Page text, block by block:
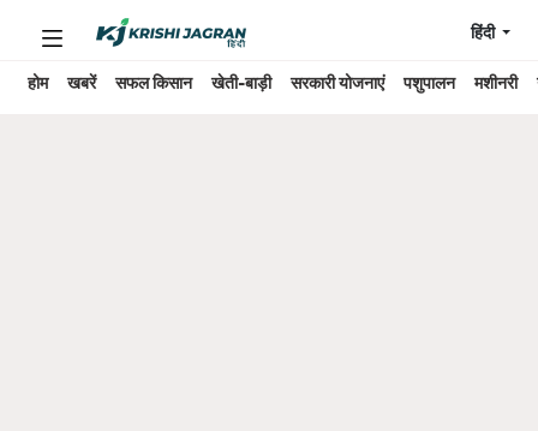
होम खबरें सफल किसान खेती-बाड़ी सरकारी योजनाएं पशुपालन मशीनरी
हिंदी